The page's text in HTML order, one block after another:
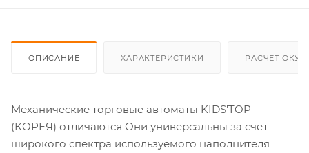
ОПИСАНИЕ ХАРАКТЕРИСТИКИ РАСЧЁТ
Механические торговые автоматы KIDS'TOP
(КОРЕЯ) отличаются Они универсальны за счет
широкого спектра используемого наполнителя